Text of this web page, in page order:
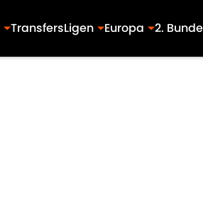
TransfersLigen Europa 2.